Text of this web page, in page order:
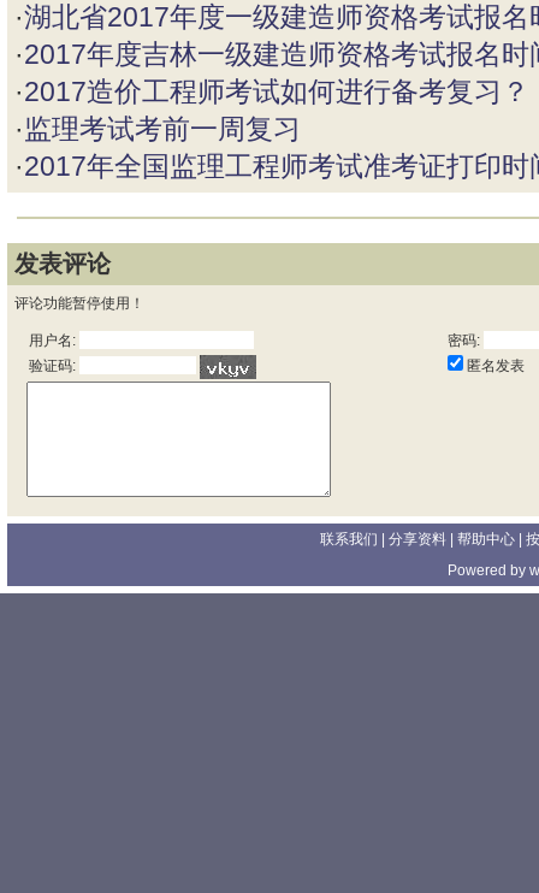
·湖北省2017年度一级建造师资格考试报名
·2017年度吉林一级建造师资格考试报名时
·2017造价工程师考试如何进行备考复习？
·监理考试考前一周复习
·2017年全国监理工程师考试准考证打印时
发表评论
评论功能暂停使用！
用户名:
密码:
验证码:
匿名发表
联系我们 | 分享资料 | 帮助中心
Powered by